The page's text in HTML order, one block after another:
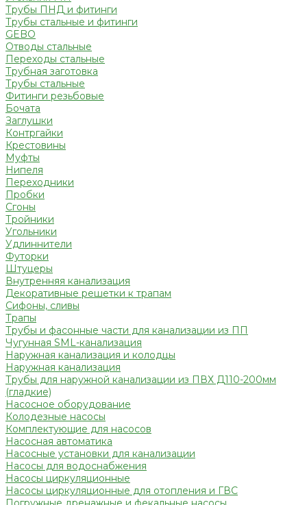
Трубы ПНД и фитинги
Трубы стальные и фитинги
GEBO
Отводы стальные
Переходы стальные
Трубная заготовка
Трубы стальные
Фитинги резьбовые
Бочата
Заглушки
Контргайки
Крестовины
Муфты
Нипеля
Переходники
Пробки
Сгоны
Тройники
Угольники
Удлиннители
Футорки
Штуцеры
Внутренняя канализация
Декоративные решетки к трапам
Сифоны, сливы
Трапы
Трубы и фасонные части для канализации из ПП
Чугунная SML-канализация
Наружная канализация и колодцы
Наружная канализация
Трубы для наружной канализации из ПВХ Д110-200мм
(гладкие)
Насосное оборудование
Колодезные насосы
Комплектующие для насосов
Насосная автоматика
Насосные установки для канализации
Насосы для водоснабжения
Насосы циркуляционные
Насосы циркуляционные для отопления и ГВС